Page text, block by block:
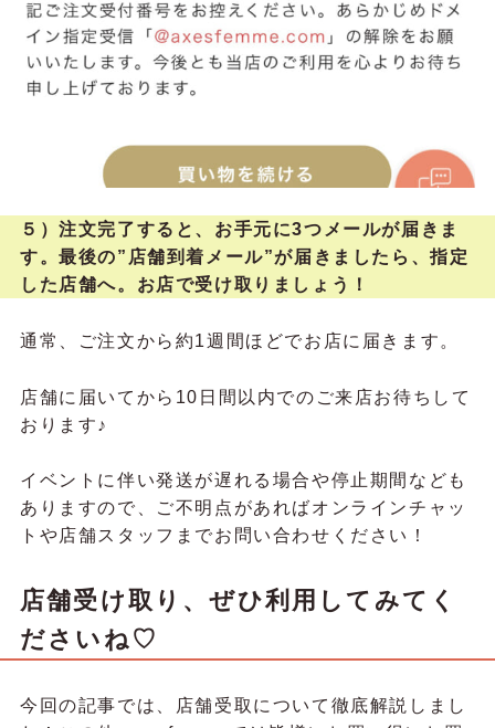
５）注文完了すると、お手元に3つメールが届きま
す。最後の”店舗到着メール”が届きましたら、指定
した店舗へ。お店で受け取りましょう！
通常、ご注文から約1週間ほどでお店に届きます。
店舗に届いてから10日間以内でのご来店お待ちして
おります♪
イベントに伴い発送が遅れる場合や停止期間なども
ありますので、ご不明点があればオンラインチャッ
トや店舗スタッフまでお問い合わせください！
店舗受け取り、ぜひ利用してみてく
ださいね♡
今回の記事では、店舗受取について徹底解説しまし